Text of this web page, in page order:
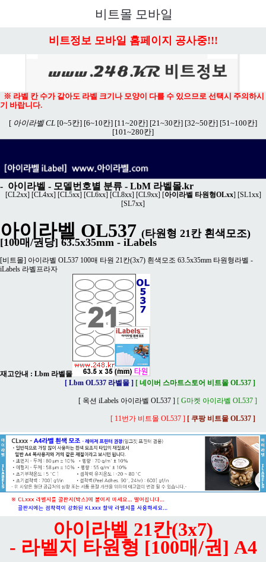
비트몰 모바일
비트정보 모바일 홈페이지 공사중!!!
※ 라벨 칸 수가 같아도 라벨 크기나 모양이 다를 수 있으므로 선택시 주의하시
기 바랍니다.
[ 아이라벨 CL [0~5칸] [6~10칸] [11~20칸] [21~30칸] [32~50칸] [51~100칸]
[101~280칸]
- 아이라벨 - 모델번호별 분류 - LbM 라벨몰.kr
[CL2xx] [CL4xx] [CL5xx] [CL6xx] [CL8xx] [CL9xx] [아이라벨 타원형OLxx] [SL1xx]
[SL7xx]
아이라벨 OL537 (타원형 21칸 흰색모조)
[100매/권당] 63.5x35mm - iLabels
[비트몰] 아이라벨 OL537 100매 타원 21칸(3x7) 흰색모조 63.5x35mm 타원형라벨 -
iLabels 라벨프라자
재고안내 : Lbm 라벨몰
[ Lbm OL537 라벨몰 ] [ 네이버 스마트스토어 비트몰 OL537 ]
[ 옥션 iLabels 아이라벨 OL537 ] [ G마켓 아이라벨 OL537 ]
[ 11번가 비트몰 OL537 ] [ 쿠팡 비트몰 OL537 ]
아이라벨 21칸(3x7)
- 라벨지 타원형 [100매/권] A4